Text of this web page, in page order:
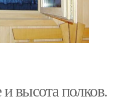
высота полков.